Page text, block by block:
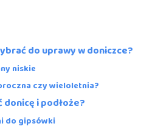
do uprawy w doniczce?
niskie
czy wieloletnia?
i podłoże?
do gipsówki